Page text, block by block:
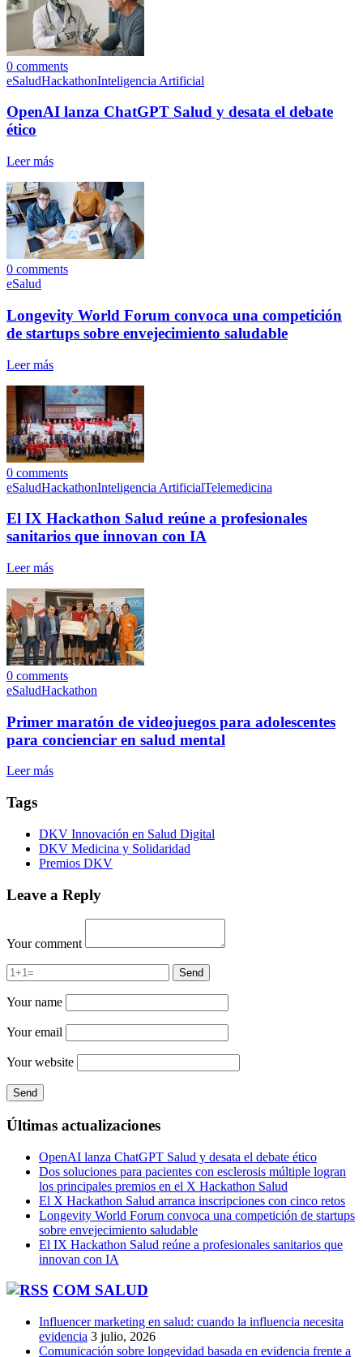
0 comments
eSaludHackathonInteligencia Artificial
OpenAI lanza ChatGPT Salud y desata el debate
ético
Leer más
0 comments
eSalud
Longevity World Forum convoca una competición
de startups sobre envejecimiento saludable
Leer más
0 comments
eSaludHackathonInteligencia ArtificialTelemedicina
El IX Hackathon Salud reúne a profesionales
sanitarios que innovan con IA
Leer más
0 comments
eSaludHackathon
Primer maratón de videojuegos para adolescentes
para concienciar en salud mental
Leer más
Tags
DKV Innovación en Salud Digital
DKV Medicina y Solidaridad
Premios DKV
Leave a Reply
Your comment
Your name
Your email
Your website
Últimas actualizaciones
OpenAI lanza ChatGPT Salud y desata el debate ético
Dos soluciones para pacientes con esclerosis múltiple logran
los principales premios en el X Hackathon Salud
El X Hackathon Salud arranca inscripciones con cinco retos
Longevity World Forum convoca una competición de startups
sobre envejecimiento saludable
El IX Hackathon Salud reúne a profesionales sanitarios que
innovan con IA
COM SALUD
Influencer marketing en salud: cuando la influencia necesita
evidencia 3 julio, 2026
Comunicación sobre longevidad basada en evidencia frente a